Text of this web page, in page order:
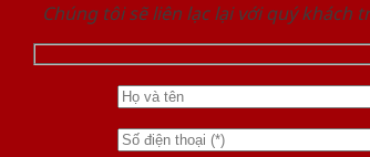
Chúng tôi sẽ liên lạc lại với quý khách